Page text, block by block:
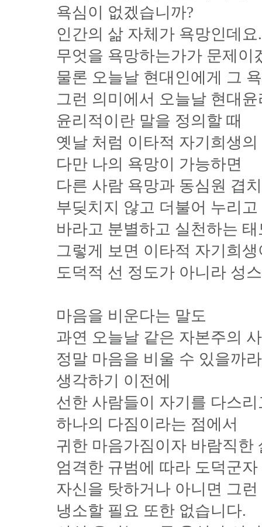
욕심이 없겠습니까?
인간의 삶 자체가 욕망인데요.
무엇을 욕망하는가가 문제이
물론 오늘날 현대인에게 그
그런 의미에서 오늘날 현대
윤리적이란 말을 정의할 때
옛날 처럼 이타적 자기희생
다만 나의 욕망이 가능하면
다른 사람 욕망과 동심원 겹
부딪치지 않고 더불어 누리
바라고 분별하고 실천하는
그렇게 보면 이타적 자기희
도덕적 선 정도가 아니라 성
마음을 비운다는 말도
과연 오늘날 같은 자본주의
정말 마음을 비울 수 있을까
생각하기 이전에
선한 사람들이 자기를 다스
하나의 다짐이라는 점에서
귀한 마음가짐이자 바람직한
엄격한 규범에 따라 도덕군
자신을 탓하거나 아니면 그
냉소할 필요 또한 없습니다.